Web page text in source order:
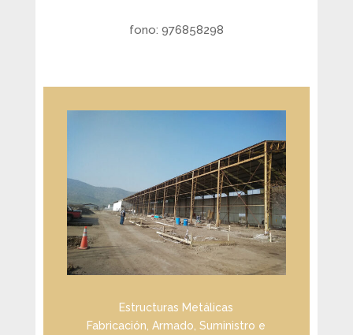
fono: 976858298
Estructuras Metálicas
Fabricación, Armado, Suministro e